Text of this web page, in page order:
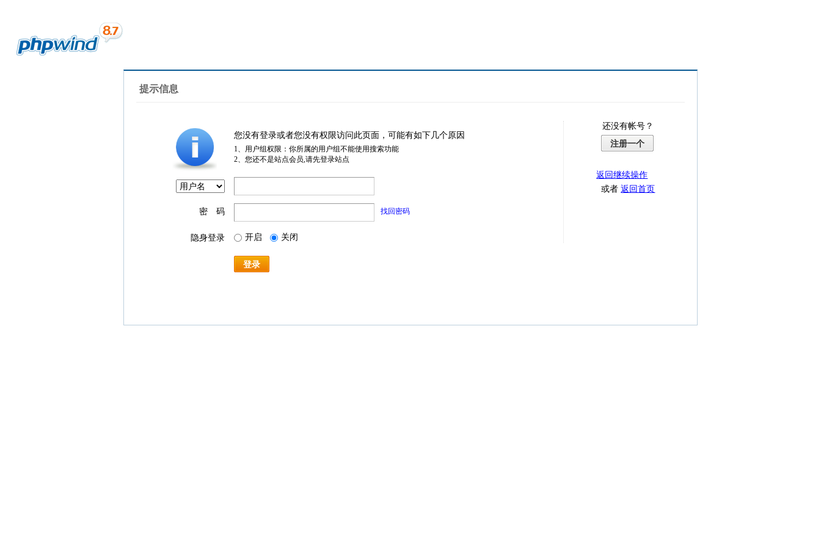
提示信息
您没有登录或者您没有权限访问此页面，可能有如下几个原因
1、用户组权限：你所属的用户组不能使用搜索功能
2、您还不是站点会员,请先登录站点
密 码 找回密码
隐身登录 开启 关闭
登录
还没有帐号？
注册一个
返回继续操作
或者返回首页